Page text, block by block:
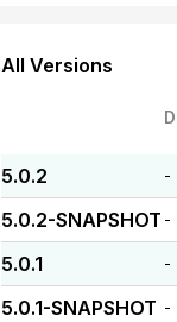
All Versions
5.0.2 -
5.0.2-SNAPSHOT -
5.0.1 -
5.0.1-SNAPSHOT -